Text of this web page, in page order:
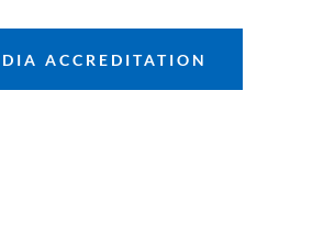
ACCREDITATION